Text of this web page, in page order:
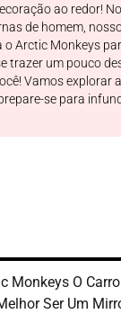
ao redor!
de homem,
Arctic Monkeys
trazer um pouco
Vamos
se para
Monkeys O
Ser Um